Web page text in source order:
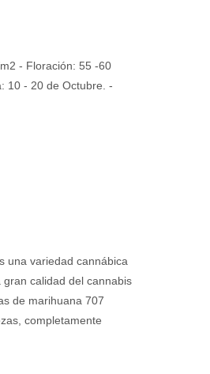
- Floración: 55 -60
10 - 20 de Octubre. -
una variedad cannábica
calidad del cannabis
de marihuana 707
completamente